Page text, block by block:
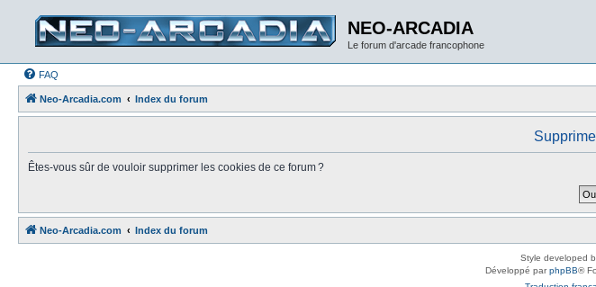
NEO-ARCADIA
Le forum d'arcade francophone
FAQ
Neo-Arcadia.com Index du forum
Êtes-vous sûr de vouloir supprimer les cookies de ce forum ?
Neo-Arcadia.com Index du forum
Style developed
Développé parphpBB®